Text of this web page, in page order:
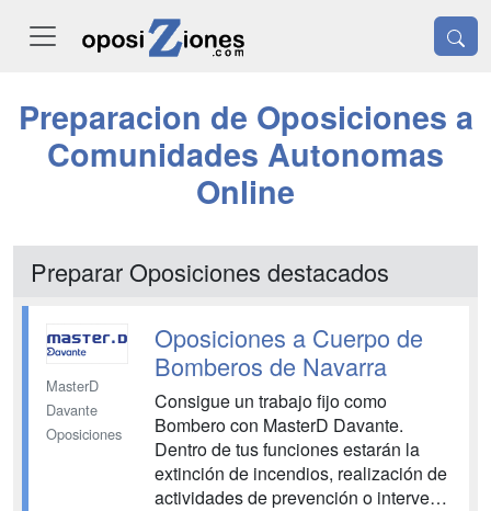
Preparacion de Oposiciones a
Comunidades Autonomas
Online
Preparar Oposiciones destacados
MasterD
Davante
Oposiciones
Oposiciones a Cuerpo de
Bomberos de Navarra
Consigue un trabajo fijo como
Bombero con MasterD Davante.
Dentro de tus funciones estarán la
extinción de incendios, realización de
actividades de prevención o intervenir